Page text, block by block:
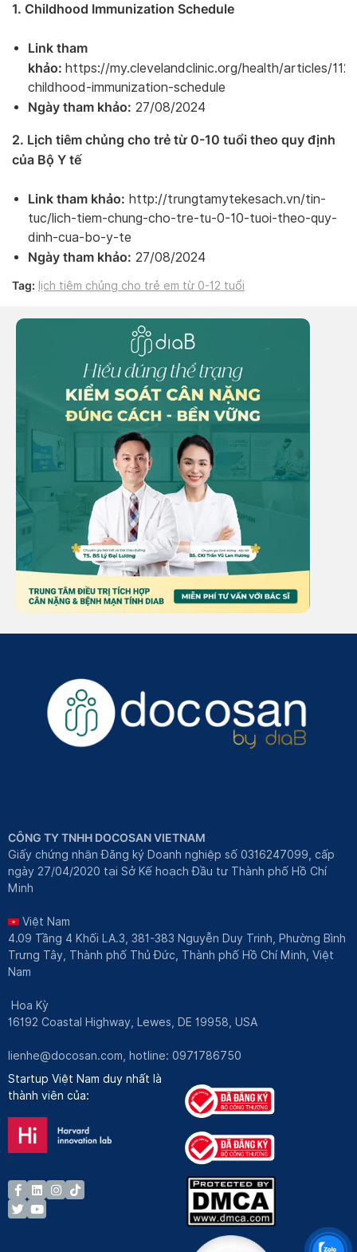
1. Childhood Immunization Schedule
Link tham
khảo: https://my.clevelandclinic.org/health/articles/
childhood-immunization-schedule
Ngày tham khảo: 27/08/2024
2. Lịch tiêm chủng cho trẻ từ 0-10 tuổi theo quy định
của Bộ Y tế
Link tham khảo: http://trungtamytekesach.vn/tin-
tuc/lich-tiem-chung-cho-tre-tu-0-10-tuoi-theo-quy-
dinh-cua-bo-y-te
Ngày tham khảo: 27/08/2024
Tag: lịch tiêm chủng cho trẻ em từ 0-12 tuổi
CÔNG TY TNHH DOCOSAN VIETNAM
Giấy chứng nhận Đăng ký Doanh nghiệp số 0316247099, cấp
ngày 27/04/2020 tại Sở Kế hoạch Đầu tư Thành phố Hồ Chí
Minh
Việt Nam
4.09 Tầng 4 Khối LA.3, 381-383 Nguyễn Duy Trinh, Phường Bình
Trưng Tây, Thành phố Thủ Đức, Thành phố Hồ Chí Minh, Việt
Nam
Hoa Kỳ
16192 Coastal Highway, Lewes, DE 19958, USA
lienhe@docosan.com , hotline: 0971786750
Startup Việt Nam duy nhất là
thành viên của: